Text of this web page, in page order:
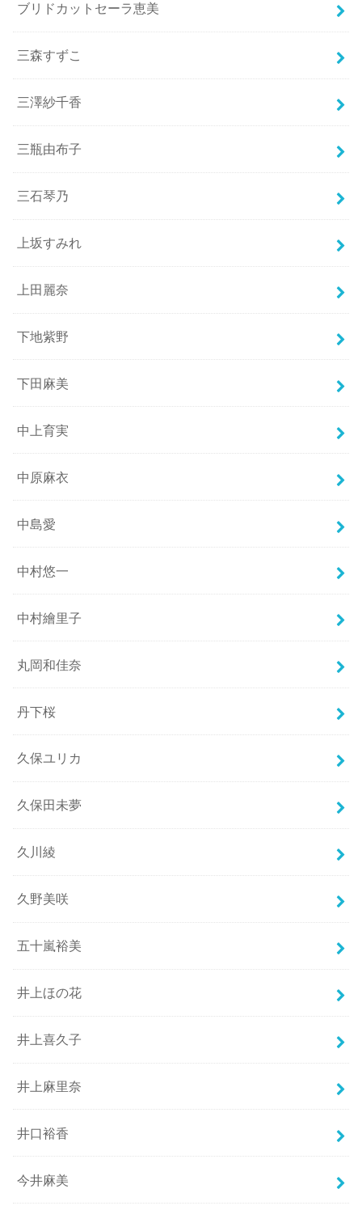
ブリドカットセーラ恵美
三森すずこ
三澤紗千香
三瓶由布子
三石琴乃
上坂すみれ
上田麗奈
下地紫野
下田麻美
中上育実
中原麻衣
中島愛
中村悠一
中村繪里子
丸岡和佳奈
丹下桜
久保ユリカ
久保田未夢
久川綾
久野美咲
五十嵐裕美
井上ほの花
井上喜久子
井上麻里奈
井口裕香
今井麻美